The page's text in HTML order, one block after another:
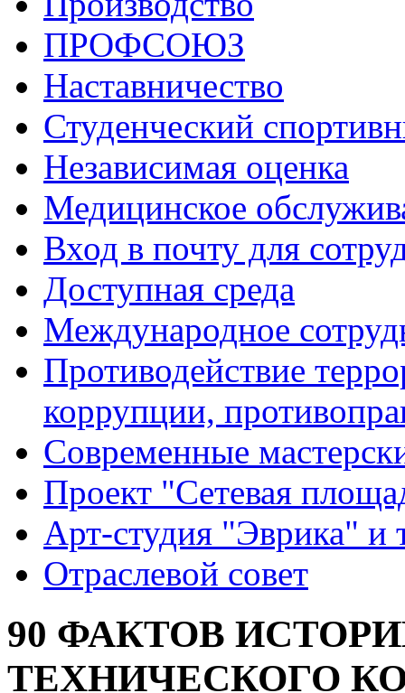
ПРОФСОЮЗ
Наставничество
Студенческий
Независимая оценка
Медицинское
Вход в почту для
Доступная среда
Международное
Противодействие
коррупции,
Современные
Проект "Сетевая
Арт-студия "Эврика" и
Отраслевой совет
90 ФАКТОВ
ТЕХНИЧЕСКОГО